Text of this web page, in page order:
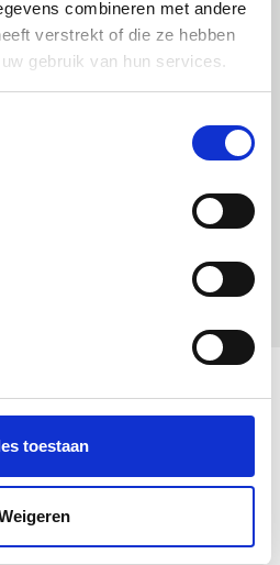
combineren met andere
verstrekt of die ze hebben
gebruik van hun services.
toestaan